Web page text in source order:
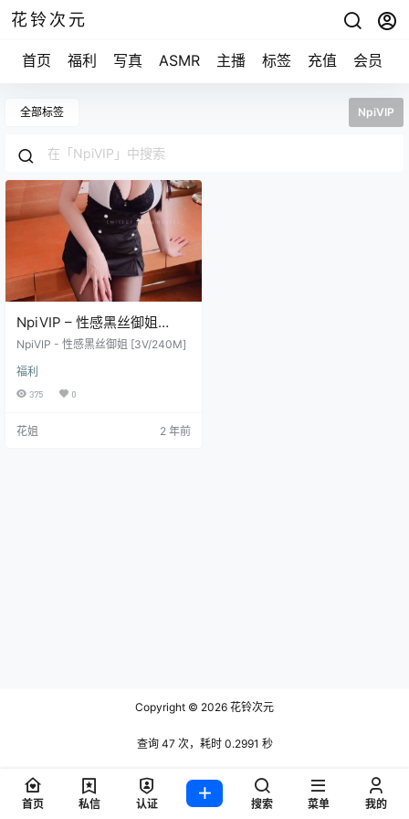
花铃次元
首页 福利 写真 ASMR 主播 标签 充值 会员
全部标签 NpiVIP
NpiVIP – 性感黑丝御姐
[3V/240M]
NpiVIP - 性感黑丝御姐 [3V/240M]
福利
375 0
花姐 2 年前
Copyright © 2026 花铃次元
查询 47 次，耗时 0.2991 秒
首页 私信 认证 搜索 菜单 我的